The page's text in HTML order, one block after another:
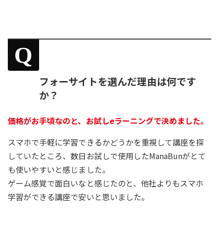
Q
フォーサイトを選んだ理由は何です
か？
価格がお手頃なのと、お試しeラーニングで決めました。
スマホで手軽に学習できるかどうかを重視して講座を探
していたところ、数日お試しで使用したManaBunがとて
も使いやすいと感じました。
ゲーム感覚で面白いなと感じたのと、他社よりもスマホ
学習ができる講座で安いと思いました。